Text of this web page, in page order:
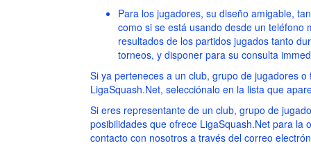
Para los jugadores, su diseño amigable,
como si se está usando desde un teléfono
resultados de los partidos jugados tanto
torneos, y disponer para su consulta
Si ya perteneces a un club, grupo de jugadores
LigaSquash.Net, selecciónalo en la lista que
Si eres representante de un club, grupo de
posibilidades que ofrece LigaSquash.Net para
contacto con nosotros a través del correo